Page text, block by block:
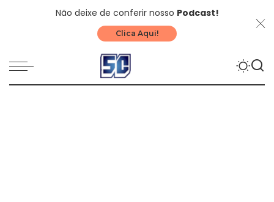
Não deixe de conferir nosso Podcast!
Clica Aqui!